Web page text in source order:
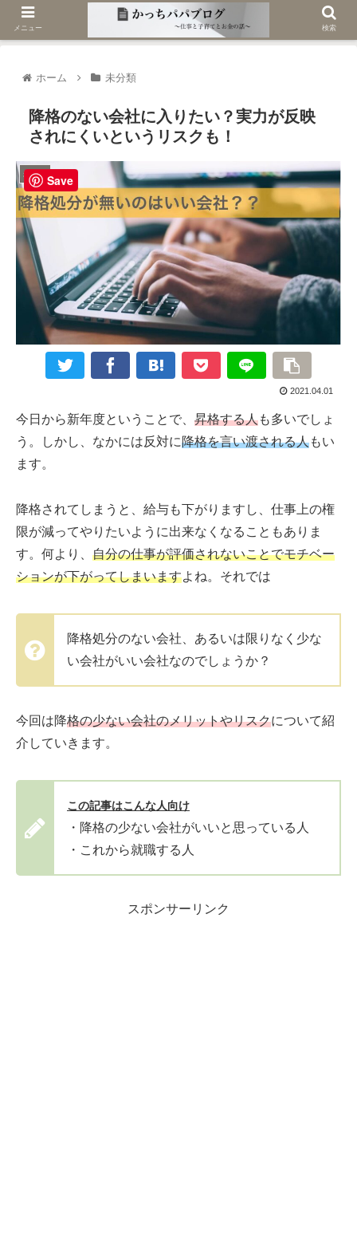
ホーム 未分類
降格のない会社に入りたい？実力が反映
されにくいというリスクも！
未分類
2021.04.01
今日から新年度ということで、 昇格する人も多いでしょ
う。しかし、なかには反対に降格を言い渡される人もい
ます。
降格されてしまうと、給与も下がりますし、仕事上の権
限が減ってやりたいように出来なくなることもありま
す。何より、 自分の仕事が評価されないことでモチベー
ションが下がってしまいますよね。それでは
降格処分のない会社、あるいは限りなく少な
い会社がいい会社なのでしょうか？
今回は降格の少ない会社のメリットやリスクについて紹
介していきます。
この記事はこんな人向け
・降格の少ない会社がいいと思っている人
・これから就職する人
スポンサーリンク
メニュー 検索
Save